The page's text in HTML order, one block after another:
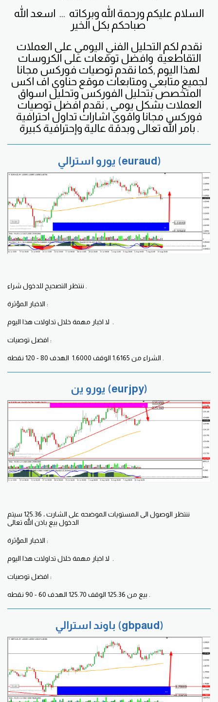
السلام عليكم ورحمة الله وبركاته ... اسعد الله
صباحكم بكل الخير
نقدم لكم التحليل الفني اليومي على العملات
التقاطعية وافضل توقعات على الكروسات
لهذا اليوم ,كما نقدم توصيات فوركس مجانا
لجميع متابعي ومتابعات موقع حناوي اف اكس
المتخصص بتحليل الفوركس وتحليل اسواق
العملات بشكل يومي , نقدم افضل توصيات
فوركس مجانا واقوى اشارات تداول احترافية
بامر الله تعالى وبدقة عالية وإحترافية كبيرة .
يورو استرالي (euraud)
ننتظر التصحيح للدخول شراء .
الاخبار المؤثرة :
لا اخبار مهمة خلال تداولات هذا اليوم .
افضل توصيات :
الشراء من 1.6165 الوقف 1.6000 الهدف 80 - 120 نقطه .
يورو ين (eurjpy)
ننتظر الوصول الى المستويات الموضحه على الشارت ، 125.36 سيتم
الاخبار المؤثرة :
افضل توصيات :
باوند استرالي (gbpaud)